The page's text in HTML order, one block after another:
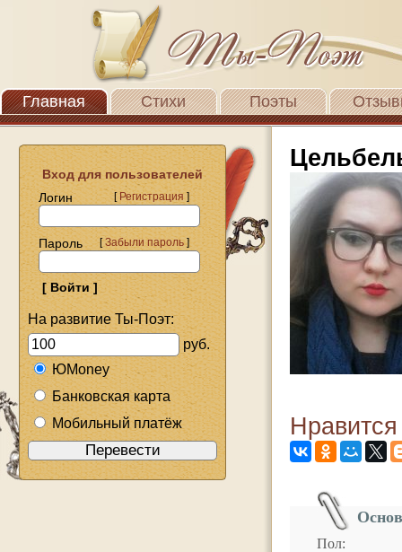
Главная Стихи Поэты
Вход для пользователей
Логин
[Регистрация]
Пароль [Забыли пароль]
На развитие Ты-Поэт:
руб.
ЮMoney
Банковская карта
Мобильный платёж
Пол: